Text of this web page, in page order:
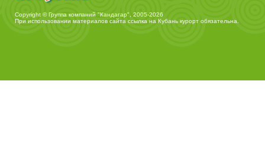
Copyright © Группа компаний "Кандагар", 2005-2026
При использовании материалов сайта ссылка на Кубань курорт обязательна.